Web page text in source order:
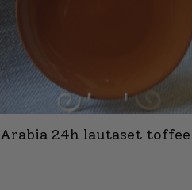
Arabia 24h lautaset toffee